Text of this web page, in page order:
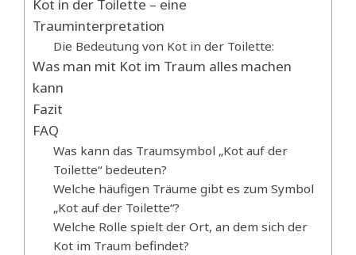
Kot in der Toilette – eine
Trauminterpretation
Die Bedeutung von Kot in der Toilette:
Was man mit Kot im Traum alles machen
kann
Fazit
FAQ
Was kann das Traumsymbol „Kot auf der
Toilette“ bedeuten?
Welche häufigen Träume gibt es zum Symbol
„Kot auf der Toilette“?
Welche Rolle spielt der Ort, an dem sich der
Kot im Traum befindet?